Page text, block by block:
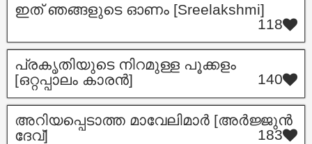
ഇത് ഞങ്ങളുടെ ഓണം [Sreelakshmi]
118
പ്രകൃതിയുടെ നിറമുള്ള പൂക്കളം
[ഒറ്റപ്പാലം കാരൻ]
140
അറിയപ്പെടാത്ത മാവേലിമാർ [അർജ്ജുൻ
ദേവ്]
183